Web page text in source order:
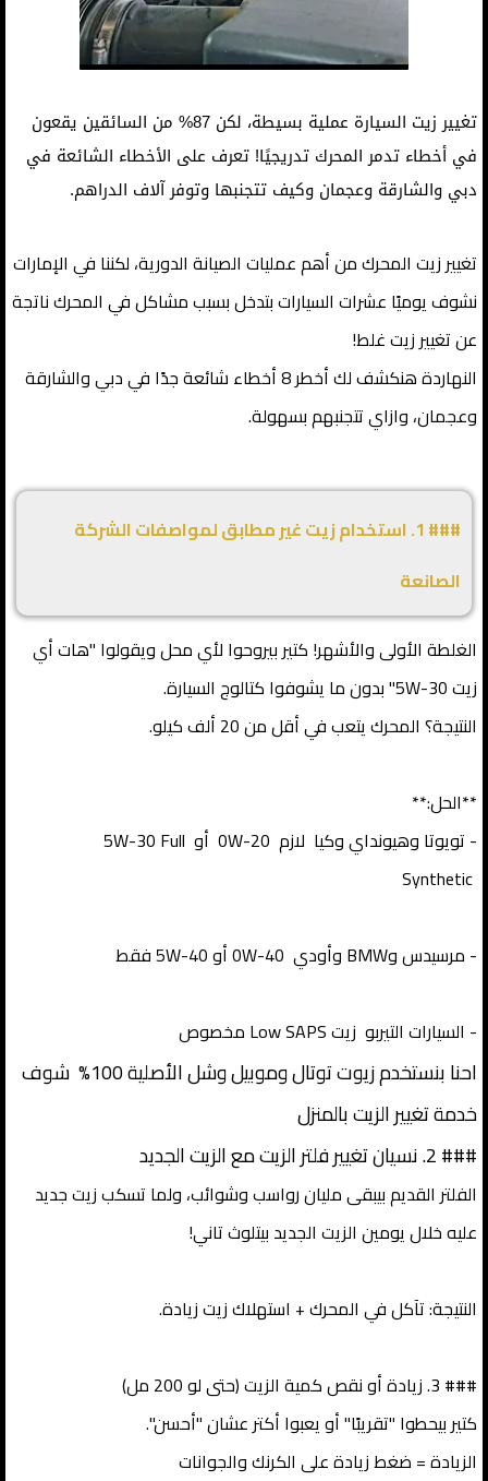
تغيير زيت السيارة عملية بسيطة، لكن 87% من السائقين يقعون
في أخطاء تدمر المحرك تدريجيًا! تعرف على الأخطاء الشائعة في
دبي والشارقة وعجمان وكيف تتجنبها وتوفر آلاف الدراهم.
تغيير زيت المحرك من أهم عمليات الصيانة الدورية، لكننا في الإمارات
نشوف يوميًا عشرات السيارات بتدخل بسبب مشاكل في المحرك ناتجة
عن تغيير زيت غلط!
النهاردة هنكشف لك أخطر 8 أخطاء شائعة جدًا في دبي والشارقة
وعجمان، وازاي تتجنبهم بسهولة.
### 1. استخدام زيت غير مطابق لمواصفات الشركة
الصانعة
الغلطة الأولى والأشهر! كتير بيروحوا لأي محل ويقولوا "هات أي
زيت 5W-30" بدون ما يشوفوا كتالوج السيارة.
النتيجة؟ المحرك يتعب في أقل من 20 ألف كيلو.
**الحل:**
- تويوتا وهيونداي وكيا لازم 0W-20 أو 5W-30 Full
- مرسيدس وBMW وأودي 0W-40 أو 5W-40 فقط
- السيارات التيربو زيت Low SAPS مخصوص
احنا بنستخدم زيوت توتال وموبيل وشل الأصلية 100% شوف
خدمة تغيير الزيت بالمنزل
### 2. نسيان تغيير فلتر الزيت مع الزيت الجديد
الفلتر القديم بيبقى مليان رواسب وشوائب، ولما تسكب زيت جديد
عليه خلال يومين الزيت الجديد بيتلوث تاني!
النتيجة: تآكل في المحرك + استهلاك زيت زيادة.
### 3. زيادة أو نقص كمية الزيت (حتى لو 200 مل)
كتير بيحطوا "تقريبًا" أو يعبوا أكتر عشان "أحسن".
الزيادة = ضغط زيادة على الكرنك والجوانات